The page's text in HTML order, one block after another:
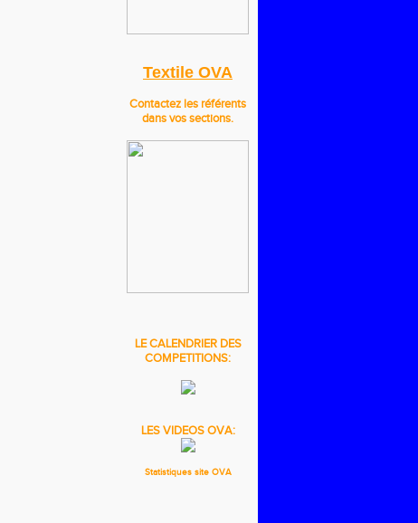
Textile OVA
Contactez les référents
dans vos sections.
LE CALENDRIER DES
COMPETITIONS:
LES VIDEOS OVA:
Statistiques site OVA